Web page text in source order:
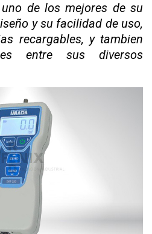
de los mejores de su
y su facilidad de uso,
recargables, y tambien
entre sus diversos